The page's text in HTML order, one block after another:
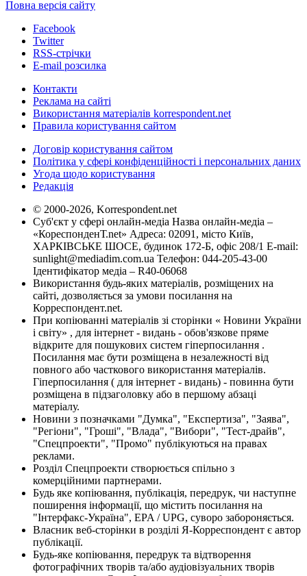
Повна версія сайту
Facebook
Twitter
RSS-стрічки
E-mail розсилка
Контакти
Реклама на сайті
Використання матеріалів korrespondent.net
Правила користування сайтом
Договір користування сайтом
Політика у сфері конфіденційності і персональних даних
Угода щодо користування
Редакція
© 2000-2026, Korrespondent.net
Суб'єкт у сфері онлайн-медіа Назва онлайн-медіа –
«КореспонденТ.net» Адреса: 02091, місто Київ,
ХАРКІВСЬКЕ ШОСЕ, будинок 172-Б, офіс 208/1 E-mail:
sunlight@mediadim.com.ua Телефон: 044-205-43-00
Ідентифікатор медіа – R40-06068
Використання будь-яких матеріалів, розміщених на
сайті, дозволяється за умови посилання на
Корреспондент.net.
При копіюванні матеріалів зі сторінки « Новини України
і світу» , для інтернет - видань - обов'язкове пряме
відкрите для пошукових систем гіперпосилання .
Посилання має бути розміщена в незалежності від
повного або часткового використання матеріалів.
Гіперпосилання ( для інтернет - видань) - повинна бути
розміщена в підзаголовку або в першому абзаці
матеріалу.
Новини з позначками "Думка", "Експертиза", "Заява",
"Регіони", "Гроші", "Влада", "Вибори", "Тест-драйв",
"Спецпроекти", "Промо" публікуються на правах
реклами.
Розділ Спецпроекти створюється спільно з
комерційними партнерами.
Будь яке копіювання, публікація, передрук, чи наступне
поширення інформації, що містить посилання на
"Інтерфакс-Україна", EPA / UPG, суворо забороняється.
Власник веб-сторінки в розділі Я-Корреспондент є автор
публікації.
Будь-яке копіювання, передрук та відтворення
фотографічних творів та/або аудіовізуальних творів